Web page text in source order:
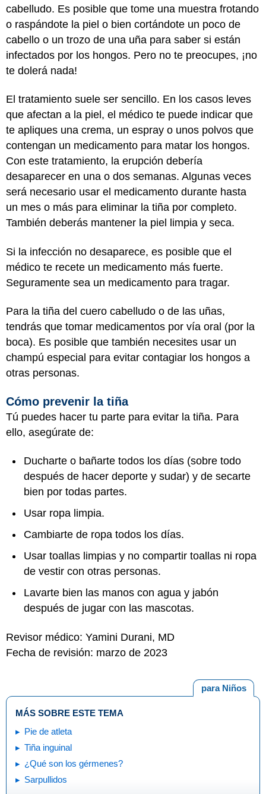
cabelludo. Es posible que tome una muestra frotando
o raspándote la piel o bien cortándote un poco de
cabello o un trozo de una uña para saber si están
infectados por los hongos. Pero no te preocupes, ¡no
te dolerá nada!
El tratamiento suele ser sencillo. En los casos leves
que afectan a la piel, el médico te puede indicar que
te apliques una crema, un espray o unos polvos que
contengan un medicamento para matar los hongos.
Con este tratamiento, la erupción debería
desaparecer en una o dos semanas. Algunas veces
será necesario usar el medicamento durante hasta
un mes o más para eliminar la tiña por completo.
También deberás mantener la piel limpia y seca.
Si la infección no desaparece, es posible que el
médico te recete un medicamento más fuerte.
Seguramente sea un medicamento para tragar.
Para la tiña del cuero cabelludo o de las uñas,
tendrás que tomar medicamentos por vía oral (por la
boca). Es posible que también necesites usar un
champú especial para evitar contagiar los hongos a
otras personas.
Cómo prevenir la tiña
Tú puedes hacer tu parte para evitar la tiña. Para
ello, asegúrate de:
Ducharte o bañarte todos los días (sobre todo
después de hacer deporte y sudar) y de secarte
bien por todas partes.
Usar ropa limpia.
Cambiarte de ropa todos los días.
Usar toallas limpias y no compartir toallas ni ropa
de vestir con otras personas.
Lavarte bien las manos con agua y jabón
después de jugar con las mascotas.
Revisor médico: Yamini Durani, MD
Fecha de revisión: marzo de 2023
para Niños
MÁS SOBRE ESTE TEMA
Pie de atleta
Tiña inguinal
¿Qué son los gérmenes?
Sarpullidos